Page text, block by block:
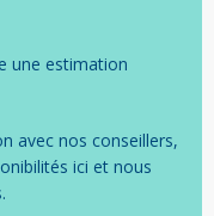
une estimation
avec nos conseillers,
ici et nous